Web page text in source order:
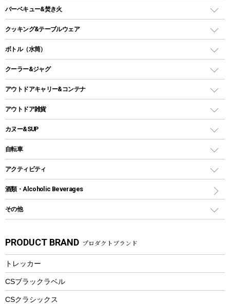
タープ
スクエアタープ（レクタタープ）
メッシュタープ
自立式タープ
パラソル
テントアクセサリー
ペグ
グランドシート
ガイドロープ
ツール
ガスランタン
オイルランタン
LEDライト
ヘッドライト
キャンドル
ガスバーナー
ガス缶
ガストーチ、ライター
バーベキュー&焚き火
バーベキューコンロ、グリル
焚き火台タイプ（ロースタイル）グリル
卓上タイプグリル
パーティータイプグリル
鉄板、アミ
焚き火台&ストーブ
火起こし
バーベキューツール
クッキング&テーブルウェア
ダッチオーブン
ホットサンドメーカー
クッカーセット
シェラカップ
クッキングツール
ナイフ
カトラリー
マグカップ、カップ
ステンレスボトル
フードボトル
ボトル（水筒）
ステンレスボトル
コップ付きタイプ
ワンタッチタイプ
プラスチックボトル
ディズニーボトル
クーラー&ジャグ
クーラーボックス
クーラーバッグ
ウォータージャグ
保冷剤
アウトドアキャリー&コンテナ
アウトドアキャリー
アウトドア雑貨
バックパック&バッグ
リュック、バックパック
トートバッグ、サコッシュ
ショッピングキャリー
その他アウトドア雑貨
スプレー関係
ツール、他
カヌー&SUP
インフレータブル
カヤック
パドル
ヘルメット
エアーポンプ
アクセサリー
自転車
折りたたみ自転車
スポーツサイクル
シティサイクル
自転車ウェア
アクティビティ
マリン
ラッシュガード
パラソル
フローティングベスト
ヘルメット
酒類・Alcoholic Beverages
その他
湯たんぽ
防災用品
PRODUCT BRAND プロダクトブランド
トレッカー
CSブラックラベル
CSクラシックス